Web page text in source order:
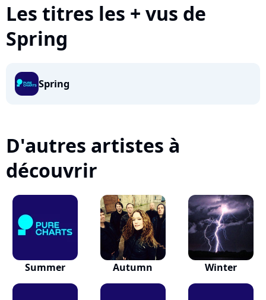
Les titres les + vus de
Spring
Spring
D'autres artistes à
découvrir
Summer Autumn Winter